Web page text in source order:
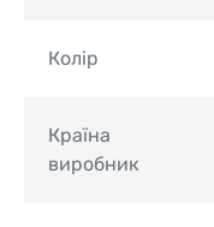
Колір
Країна
виробник